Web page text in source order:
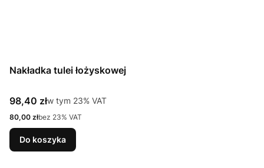
Nakładka tulei łożyskowej
Cena brutto
98,40 złw tym %s VAT
w tym 23% VAT
Cena netto
80,00 złbez 23% VAT
Do koszyka